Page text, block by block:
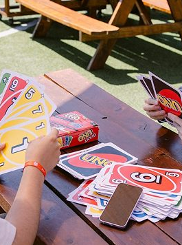
長を支援
の広告主に解放。